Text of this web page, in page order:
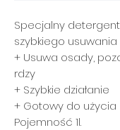
Specjalny
szybkiego usuwania
+ Usuwa osady,
rdzy
+ Szybkie działanie
+ Gotowy do użycia
Pojemność 1l.